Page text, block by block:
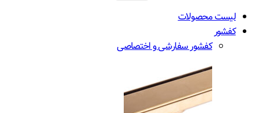
لیست محصولات
کفشور
کفشور سفارشی و اختصاصی